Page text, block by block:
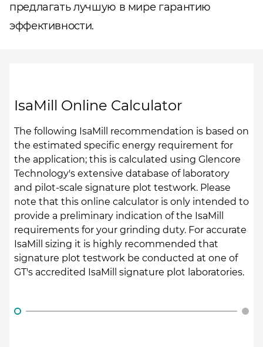
предлагать лучшую в мире гарантию
эффективности.
IsaMill Online Calculator
The following IsaMill recommendation is based on
the estimated specific energy requirement for
the application; this is calculated using Glencore
Technology's extensive database of laboratory
and pilot-scale signature plot testwork. Please
note that this online calculator is only intended to
provide a preliminary indication of the IsaMill
requirements for your grinding duty. For accurate
IsaMill sizing it is highly recommended that
signature plot testwork be conducted at one of
GT's accredited IsaMill signature plot laboratories.